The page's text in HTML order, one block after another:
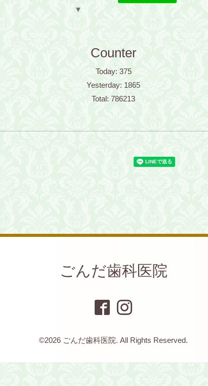
▼
Counter
Today: 375
Yesterday: 1865
Total: 786213
ごんだ歯科医院
©2026 ごんだ歯科医院. All Rights Reserved.